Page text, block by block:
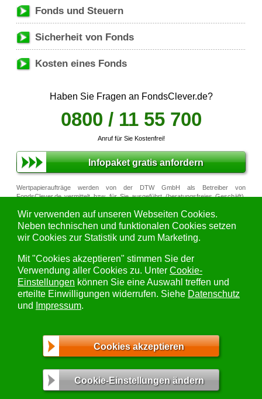
Fonds und Steuern
Sicherheit von Fonds
Kosten eines Fonds
Haben Sie Fragen an FondsClever.de?
0800 / 11 55 700
Anruf für Sie Kostenfrei!
Infopaket gratis anfordern
Wertpapieraufträge werden von der DTW GmbH als Betreiber von
FondsClever.de vermittelt bzw. für Sie ausgeführt (beratungsfreies Geschäft).
Wertpapieren verzichten wir, damit wir Ihnen äußerst attraktive Konditionen
anbieten können. Die DTW GmbH als Betreiber von FondsClever.de erbringt
keine Anlageberatung(execution only). Quellen für alle Daten/Fakten zu
Investmentfonds: FWW GmbH (Kurse/ Daten), Stiftung Warentest
Wichtiger Hinweis:Hier finden Sie den
FondsClever.de Disclaimer.
Wir verwenden auf unseren Webseiten Cookies.
Neben technischen und funktionalen Cookies setzen
wir Cookies zur Statistik und zum Marketing.
Mit "Cookies akzeptieren" stimmen Sie der
Verwendung aller Cookies zu. Unter Cookie-
Einstellungen können Sie eine Auswahl treffen und
erteilte Einwilligungen widerrufen. Siehe Datenschutz
und
Impressum.
Cookies akzeptieren
Cookie-Einstellungen ändern
Disclaimer|Gender-Hinweis|Vertrag widerrufen
Bildverzeichnis|Impressum
© 2026 DTW GmbH - www.FondsClever.de